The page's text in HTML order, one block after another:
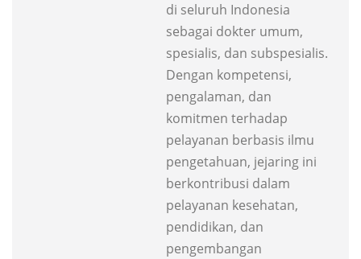
di seluruh Indonesia
sebagai dokter umum,
spesialis, dan subspesialis.
Dengan kompetensi,
pengalaman, dan
komitmen terhadap
pelayanan berbasis ilmu
pengetahuan, jejaring ini
berkontribusi dalam
pelayanan kesehatan,
pendidikan, dan
pengembangan